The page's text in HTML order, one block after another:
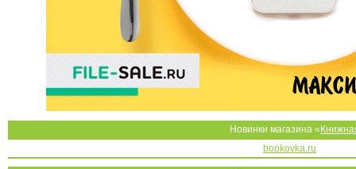
Новинки магазина «
bookovka.ru